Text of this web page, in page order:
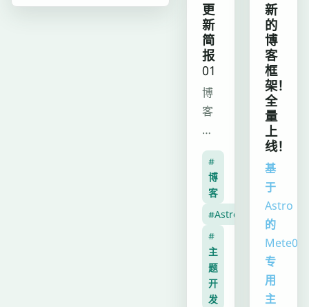
更
新
简
报
01
博
客
正
式
迈
入
B
测
v1
阶
段，
本
#
博
客
#Astro
#
主
题
开
发
新
的
博
客
框
架！
全
量
上
线！
基
于
Astro
的
Mete0r
专
用
主